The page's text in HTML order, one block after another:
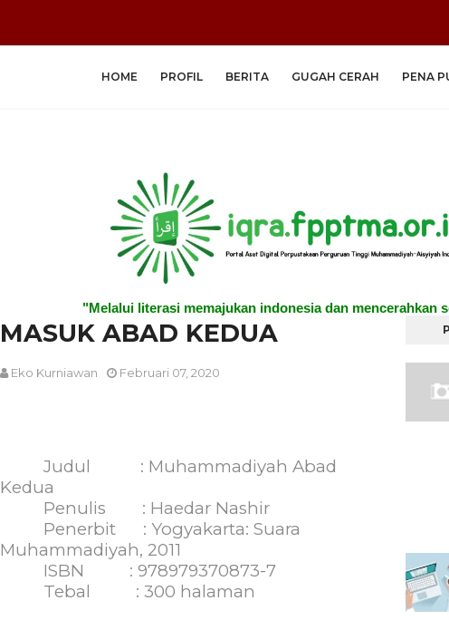
HOME PROFIL BERITA GUGAH CERAH PENA
"Melalui literasi memajukan indonesia dan mencerahkan
MASUK ABAD KEDUA
Eko Kurniawan Februari 07, 2020
Judul
: Muhammadiyah Abad
Kedua
Penulis
: Haedar Nashir
Penerbit
: Yogyakarta: Suara
Muhammadiyah, 2011
ISBN
: 978979370873-7
Tebal
: 300 halaman